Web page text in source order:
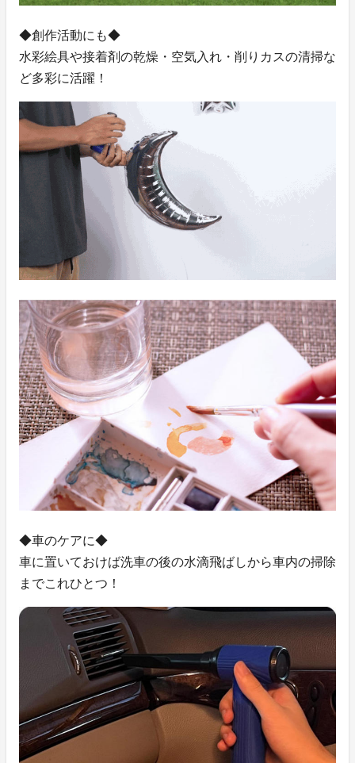
◆創作活動にも◆
水彩絵具や接着剤の乾燥・空気入れ・削りカスの清掃な
ど多彩に活躍！
◆車のケアに◆
車に置いておけば洗車の後の水滴飛ばしから車内の掃除
までこれひとつ！